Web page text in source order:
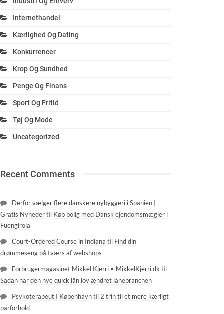
Internethandel
Kærlighed Og Dating
Konkurrencer
Krop Og Sundhed
Penge Og Finans
Sport Og Fritid
Tøj Og Mode
Uncategorized
Recent Comments
Derfor vælger flere danskere nybyggeri i Spanien |
Gratis Nyhedertil Køb bolig med Dansk ejendomsmægler i
Fuengirola
Court-Ordered Course in Indiana til Find din
drømmeseng på tværs af webshops
Forbrugermagasinet Mikkel Kjerri • MikkelKjerri.dktil
Sådan har den nye quick lån lov ændret lånebranchen
Psykoterapeut I Københavntil2 trin til et mere kærligt
parforhold